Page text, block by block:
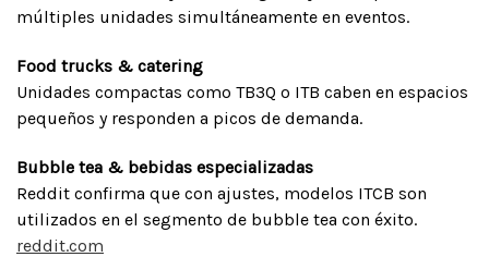
múltiples unidades simultáneamente en eventos.
Food trucks & catering
Unidades compactas como TB3Q o ITB caben en espacios
pequeños y responden a picos de demanda.
Bubble tea & bebidas especializadas
Reddit confirma que con ajustes, modelos ITCB son
utilizados en el segmento de bubble tea con éxito.
reddit.com